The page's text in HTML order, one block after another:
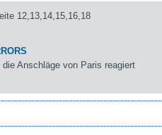
12,13,14,15,16,18
Anschläge von Paris reagiert